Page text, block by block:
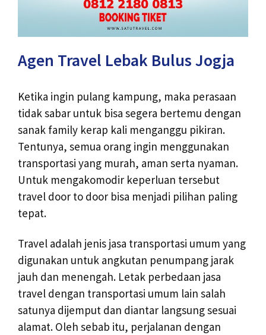
Agen Travel Lebak Bulus Jogja
Ketika ingin pulang kampung, maka perasaan
tidak sabar untuk bisa segera bertemu dengan
sanak family kerap kali menganggu pikiran.
Tentunya, semua orang ingin menggunakan
transportasi yang murah, aman serta nyaman.
Untuk mengakomodir keperluan tersebut
travel door to door bisa menjadi pilihan paling
tepat.
Travel adalah jenis jasa transportasi umum yang
digunakan untuk angkutan penumpang jarak
jauh dan menengah. Letak perbedaan jasa
travel dengan transportasi umum lain salah
satunya dijemput dan diantar langsung sesuai
alamat. Oleh sebab itu, perjalanan dengan